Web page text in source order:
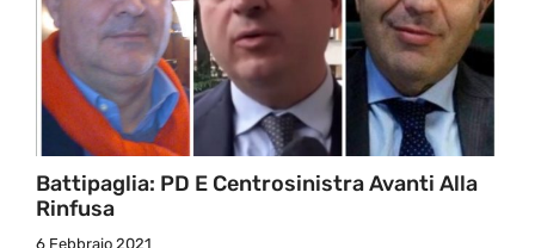
Battipaglia: PD E Centrosinistra Avanti Alla
Rinfusa
6 Febbraio 2021